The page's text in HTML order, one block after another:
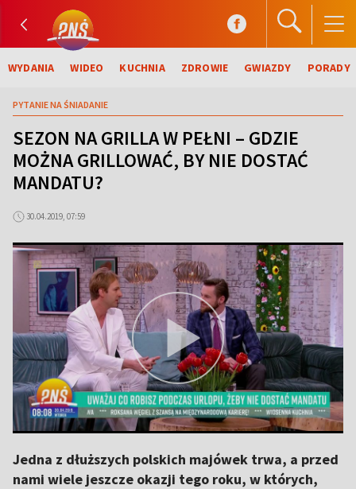
WYDANIA WIDEO KUCHNIA ZDROWIE GWIAZDY PORADY
PYTANIE NA ŚNIADANIE
SEZON NA GRILLA W PEŁNI – GDZIE
MOŻNA GRILLOWAĆ, BY NIE DOSTAĆ
MANDATU?
30.04.2019, 07:59
Jedna z dłuższych polskich majówek trwa, a przed
nami wiele jeszcze okazji tego roku, w których,